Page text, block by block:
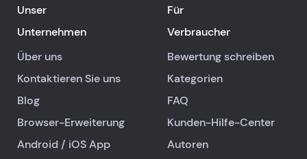
Unser
Unternehmen
Über uns
Kontaktieren Sie uns
Blog
Browser-Erweiterung
Android / iOSApp
Für
Verbraucher
Bewertung schreiben
Kategorien
FAQ
Kunden-Hilfe-Center
Autoren